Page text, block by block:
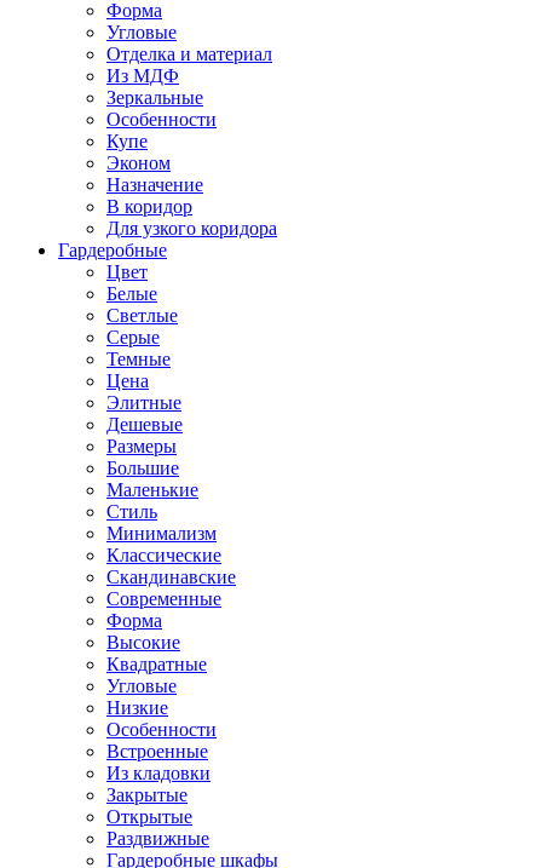
Форма
Угловые
Отделка и материал
Из МДФ
Зеркальные
Особенности
Купе
Эконом
Назначение
В коридор
Для узкого коридора
Гардеробные
Цвет
Белые
Светлые
Серые
Темные
Цена
Элитные
Дешевые
Размеры
Большие
Маленькие
Стиль
Минимализм
Классические
Скандинавские
Современные
Форма
Высокие
Квадратные
Угловые
Низкие
Особенности
Встроенные
Из кладовки
Закрытые
Открытые
Раздвижные
Гардеробные шкафы